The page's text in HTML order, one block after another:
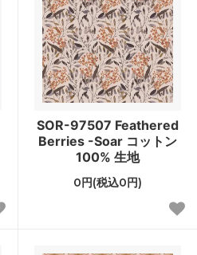
SOR-97507 Feathered
Berries -Soar コットン
100% 生地
0円(税込0円)